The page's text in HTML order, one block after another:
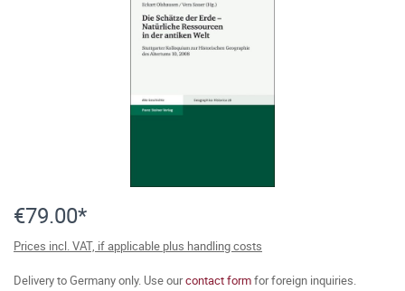
€79.00*
Prices incl. VAT, if applicable plus handling costs
Delivery to Germany only. Use ourcontact formfor foreign inquiries.